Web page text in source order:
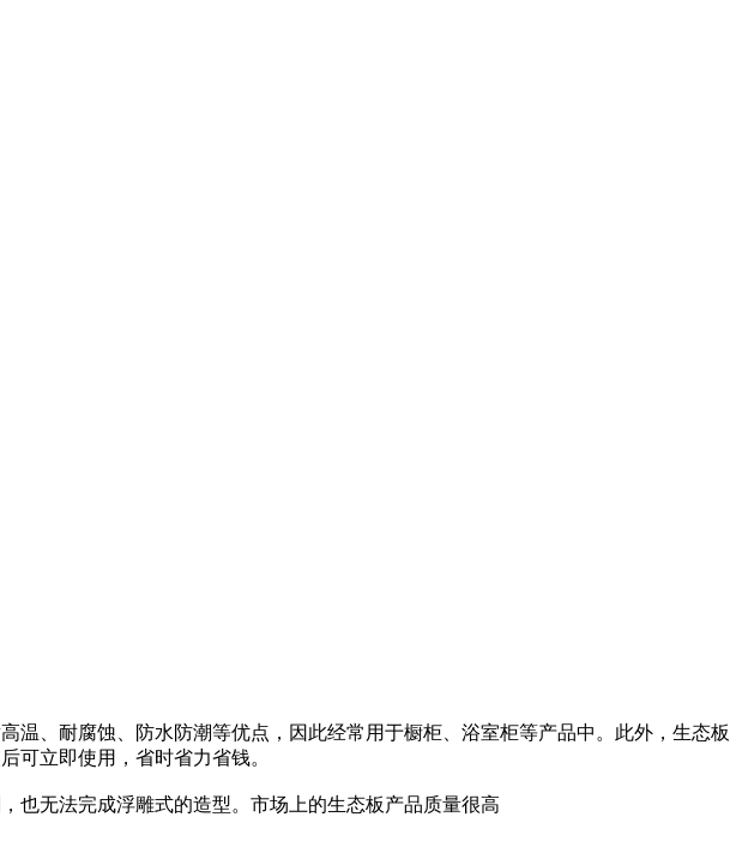
、耐腐蚀、防水防潮等优点，因此经常用于橱柜、浴室柜等产品中。此外，生态板
可立即使用，省时省力省钱。
也无法完成浮雕式的造型。市场上的生态板产品质量很高